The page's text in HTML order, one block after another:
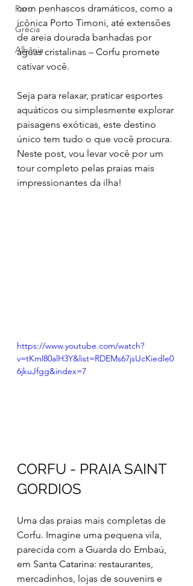
Peru
Grécia
Albânia
com penhascos dramáticos, como a
icônica Porto Timoni, até extensões
de areia dourada banhadas por
águas cristalinas – Corfu promete
cativar você.
Seja para relaxar, praticar esportes
aquáticos ou simplesmente explorar
paisagens exóticas, este destino
único tem tudo o que você procura.
Neste post, vou levar você por um
tour completo pelas praias mais
impressionantes da ilha!
https://www.youtube.com/watch?
v=tKml80alH3Y&list=RDEMs67jsUcKiedle0
6jkuJfgg&index=7
CORFU - PRAIA SAINT
GORDIOS
Uma das praias mais completas de
Corfu. Imagine uma pequena vila,
parecida com a Guarda do Embaú,
em Santa Catarina: restaurantes,
mercadinhos, lojas de souvenirs e